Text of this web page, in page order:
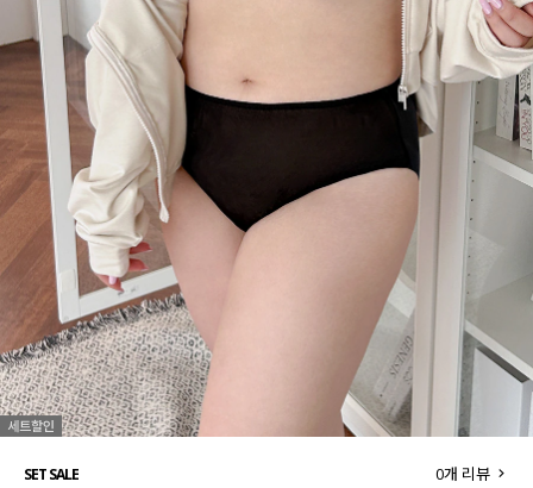
인플루언서 pick!
신상 5%
베스트
MADE
세트할인 ~30%
하객룩
살안타템
110사이즈
니트
SET SALE 0개 리뷰